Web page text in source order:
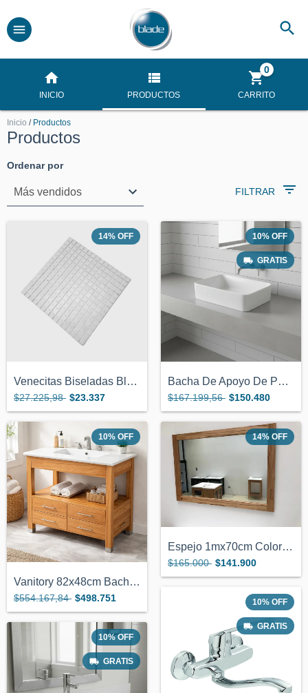
INICIO PRODUCTOS CARRITO
0
Inicio / Productos
Productos
Ordenar por
FILTRAR
14% OFF
Venecitas Biseladas Blanco 2x2cm Pileta...
$27.225,98 $23.337
10% OFF
GRATIS
Bacha De Apoyo De Porcelana Blanca 47x37...
$167.199,56 $150.480
10% OFF
Vanitory 82x48cm Bacha De Loza Color Mie...
$554.167,84 $498.751
14% OFF
Espejo 1mx70cm Color Miel Marco de Mader...
$165.000 $141.900
10%OFF
GRATIS
10% OFF
GRATIS